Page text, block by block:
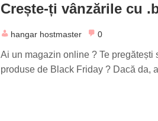
Crește-ți vânzările cu
hangar hostmaster 0
Ai un magazin online ? Te pregătești
produse de Black Friday ? Dacă da,